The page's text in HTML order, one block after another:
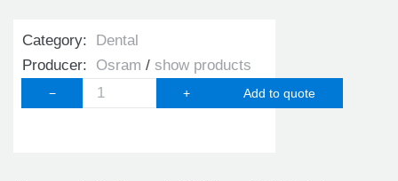
Category:
Dental
Producer:
Osram show products
− +